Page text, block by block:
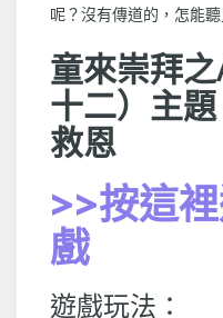
呢？沒有傳道的，怎能
童來崇拜
十二）主
救恩
>>按這
戲
遊戲玩法：